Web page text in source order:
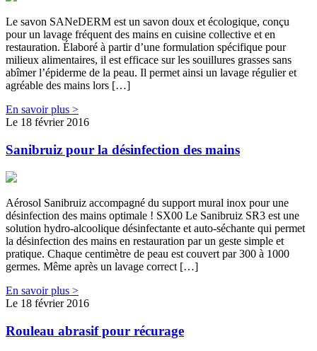
Le savon SANeDERM est un savon doux et écologique, conçu
pour un lavage fréquent des mains en cuisine collective et en
restauration. Élaboré à partir d’une formulation spécifique pour
milieux alimentaires, il est efficace sur les souillures grasses sans
abîmer l’épiderme de la peau. Il permet ainsi un lavage régulier et
agréable des mains lors […]
En savoir plus >
Le 18 février 2016
Sanibruiz pour la désinfection des mains
Aérosol Sanibruiz accompagné du support mural inox pour une
désinfection des mains optimale ! SX00 Le Sanibruiz SR3 est une
solution hydro-alcoolique désinfectante et auto-séchante qui permet
la désinfection des mains en restauration par un geste simple et
pratique. Chaque centimètre de peau est couvert par 300 à 1000
germes. Même après un lavage correct […]
En savoir plus >
Le 18 février 2016
Rouleau abrasif pour récurage